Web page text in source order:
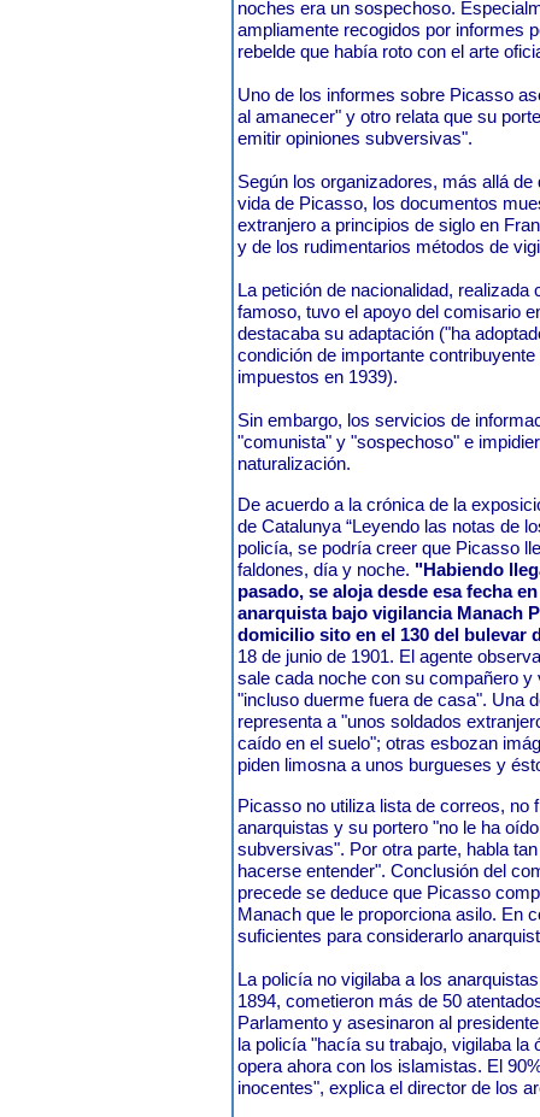
noches era un sospechoso.
ampliamente recogidos por informes
rebelde que había roto con el arte
Uno de los informes sobre Picasso
al amanecer" y otro relata que su
emitir opiniones subversivas".
Según los organizadores, más allá
vida de Picasso, los documentos
extranjero a principios de siglo en
y de los rudimentarios métodos de
La petición de nacionalidad,
famoso, tuvo el apoyo del comisario
destacaba su adaptación ("ha
condición de importante
impuestos en 1939).
Sin embargo, los servicios de
"comunista" y "sospechoso" e
naturalización.
De acuerdo a la crónica de la
de Catalunya “Leyendo las notas de
policía, se podría creer que Picasso
faldones, día y noche. "Habiendo
pasado, se aloja desde esa fecha
anarquista bajo vigilancia Manach
domicilio sito en el 130 del bulevar
18 de junio de 1901. El agente
sale cada noche con su compañero y
"incluso duerme fuera de casa". Una
representa a "unos soldados
caído en el suelo"; otras esbozan
piden limosna a unos burgueses y
Picasso no utiliza lista de correos, no
anarquistas y su portero "no le ha
subversivas". Por otra parte, habla
hacerse entender". Conclusión del
precede se deduce que Picasso
Manach que le proporciona asilo. En
suficientes para considerarlo
La policía no vigilaba a los
1894, cometieron más de 50
Parlamento y asesinaron al
la policía "hacía su trabajo, vigilaba la
opera ahora con los islamistas. El
inocentes", explica el director de los